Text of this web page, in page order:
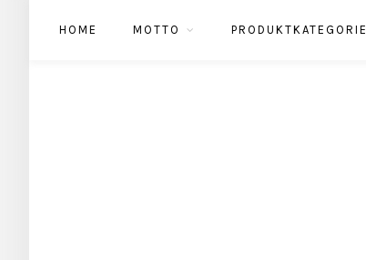
HOME MOTTO PRODUKTKATEGORIE